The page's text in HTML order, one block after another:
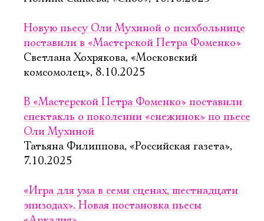
Новую пьесу Оли Мухиной о психбольнице
поставили в «Мастерской Петра Фоменко»
Светлана Хохрякова, «Московский
комсомолец», 8.10.2025
В «Мастерской Петра Фоменко» поставили
спектакль о поколении «снежинок» по пьесе
Оли Мухиной
Татьяна Филиппова, «Российская газета»,
7.10.2025
«Игра для ума в семи сценах, шестнадцати
эпизодах». Новая постановка пьесы